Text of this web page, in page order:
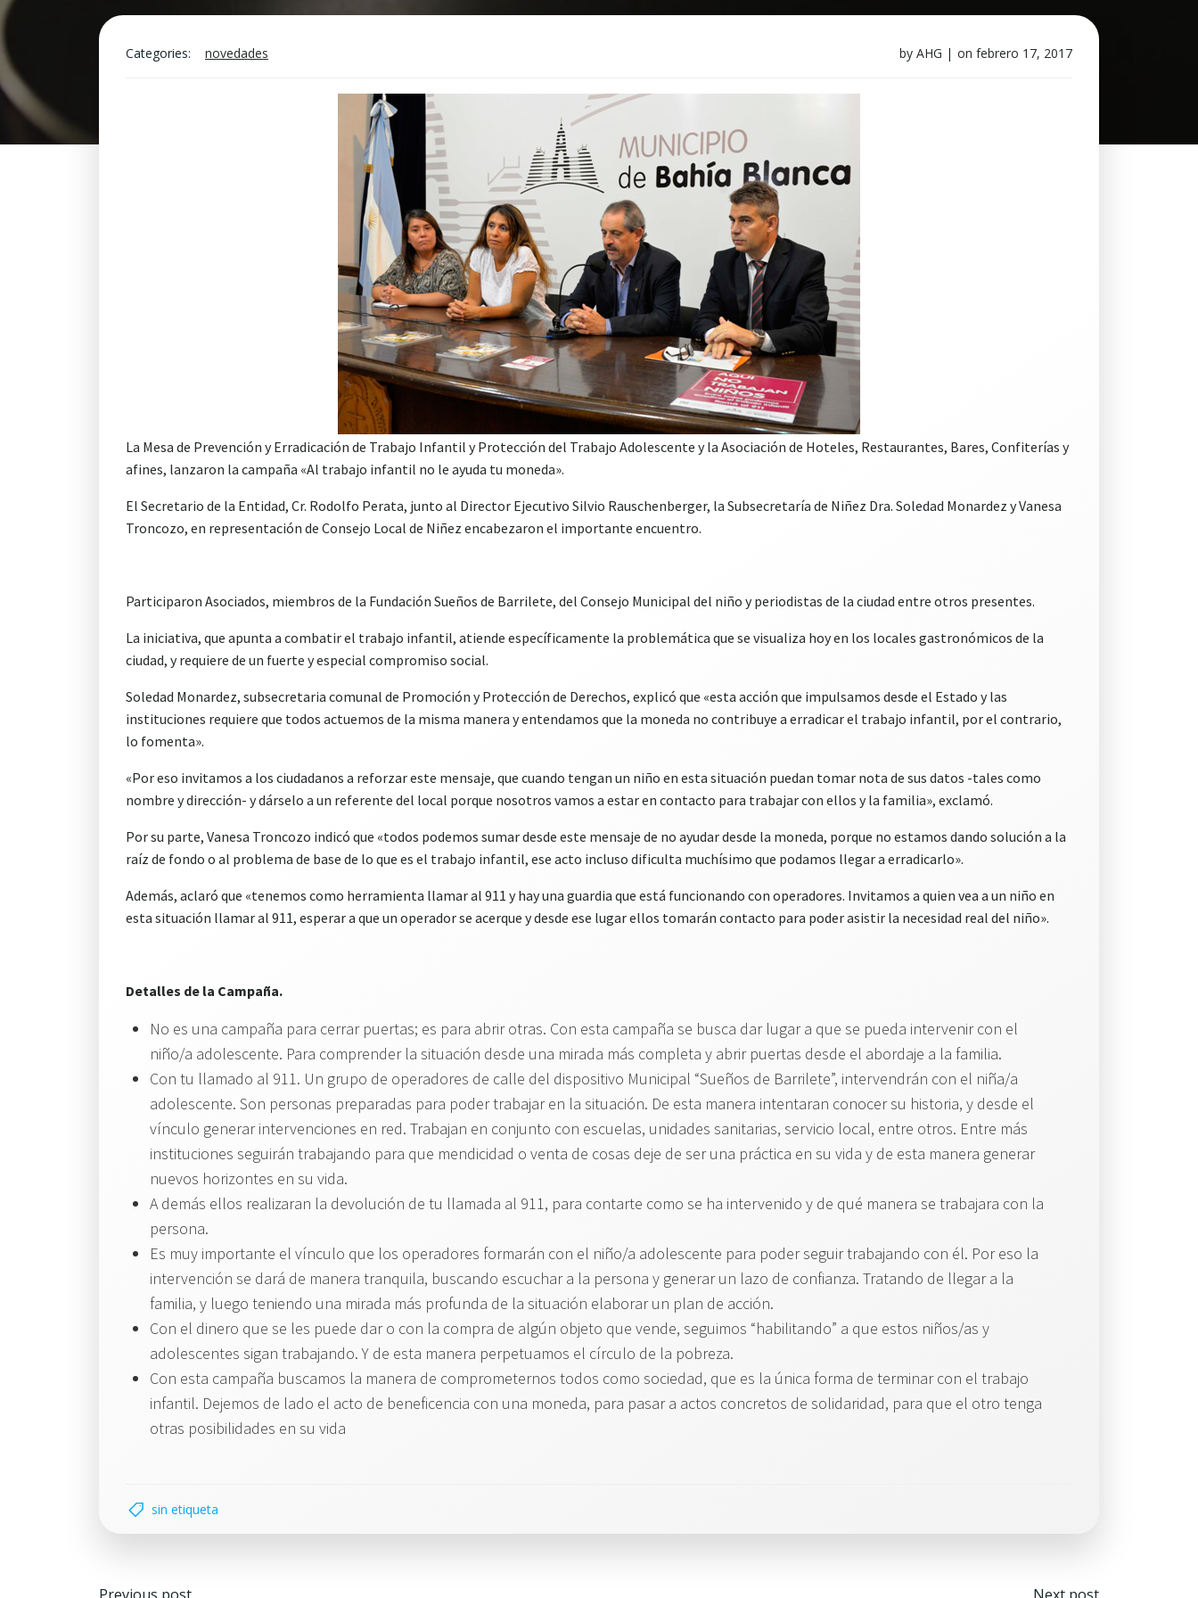
Categories: novedades by AHG | on febrero 17, 2017
La Mesa de Prevención y Erradicación de Trabajo Infantil y Protección del Trabajo Adolescente y la Asociación de Hoteles, Restaurantes, Bares, Confiterías y
afines, lanzaron la campaña «Al trabajo infantil no le ayuda tu moneda».
El Secretario de la Entidad, Cr. Rodolfo Perata, junto al Director Ejecutivo Silvio Rauschenberger, la Subsecretaría de Niñez Dra. Soledad Monardez y Vanesa
Troncozo, en representación de Consejo Local de Niñez encabezaron el importante encuentro.
Participaron Asociados, miembros de la Fundación Sueños de Barrilete, del Consejo Municipal del niño y periodistas de la ciudad entre otros presentes.
La iniciativa, que apunta a combatir el trabajo infantil, atiende específicamente la problemática que se visualiza hoy en los locales gastronómicos de la
ciudad, y requiere de un fuerte y especial compromiso social.
Soledad Monardez, subsecretaria comunal de Promoción y Protección de Derechos, explicó que «esta acción que impulsamos desde el Estado y las
instituciones requiere que todos actuemos de la misma manera y entendamos que la moneda no contribuye a erradicar el trabajo infantil, por el contrario,
lo fomenta».
«Por eso invitamos a los ciudadanos a reforzar este mensaje, que cuando tengan un niño en esta situación puedan tomar nota de sus datos -tales como
nombre y dirección- y dárselo a un referente del local porque nosotros vamos a estar en contacto para trabajar con ellos y la familia», exclamó.
Por su parte, Vanesa Troncozo indicó que «todos podemos sumar desde este mensaje de no ayudar desde la moneda, porque no estamos dando solución a la
raíz de fondo o al problema de base de lo que es el trabajo infantil, ese acto incluso dificulta muchísimo que podamos llegar a erradicarlo».
Además, aclaró que «tenemos como herramienta llamar al 911 y hay una guardia que está funcionando con operadores. Invitamos a quien vea a un niño en
esta situación llamar al 911, esperar a que un operador se acerque y desde ese lugar ellos tomarán contacto para poder asistir la necesidad real del niño».
Detalles de la Campaña.
No es una campaña para cerrar puertas; es para abrir otras. Con esta campaña se busca dar lugar a que se pueda intervenir con el
niño/a adolescente. Para comprender la situación desde una mirada más completa y abrir puertas desde el abordaje a la familia.
Con tu llamado al 911. Un grupo de operadores de calle del dispositivo Municipal “Sueños de Barrilete”, intervendrán con el niña/a
adolescente. Son personas preparadas para poder trabajar en la situación. De esta manera intentaran conocer su historia, y desde el
vínculo generar intervenciones en red. Trabajan en conjunto con escuelas, unidades sanitarias, servicio local, entre otros. Entre más
instituciones seguirán trabajando para que mendicidad o venta de cosas deje de ser una práctica en su vida y de esta manera generar
nuevos horizontes en su vida.
A demás ellos realizaran la devolución de tu llamada al 911, para contarte como se ha intervenido y de qué manera se trabajara con la
persona.
Es muy importante el vínculo que los operadores formarán con el niño/a adolescente para poder seguir trabajando con él. Por eso la
intervención se dará de manera tranquila, buscando escuchar a la persona y generar un lazo de confianza. Tratando de llegar a la
familia, y luego teniendo una mirada más profunda de la situación elaborar un plan de acción.
Con el dinero que se les puede dar o con la compra de algún objeto que vende, seguimos “habilitando” a que estos niños/as y
adolescentes sigan trabajando. Y de esta manera perpetuamos el círculo de la pobreza.
Con esta campaña buscamos la manera de comprometernos todos como sociedad, que es la única forma de terminar con el trabajo
infantil. Dejemos de lado el acto de beneficencia con una moneda, para pasar a actos concretos de solidaridad, para que el otro tenga
otras posibilidades en su vida
sin etiqueta